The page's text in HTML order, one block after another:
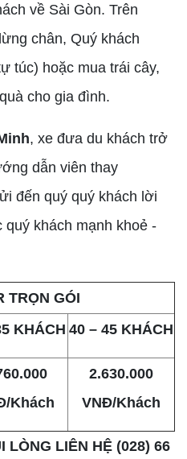
về Sài Gòn. Trên
chân, Quý khách
túc) hoặc mua trái cây,
cho gia đình.
, xe đưa du khách trở
dẫn viên thay
đến quý quý khách lời
khách mạnh khoẻ -
TRỌN GÓI
KHÁCH 40 – 45 KHÁCH
Khách
2.630.000
VNĐ/Khách
LÒNG LIÊN HỆ (028) 66